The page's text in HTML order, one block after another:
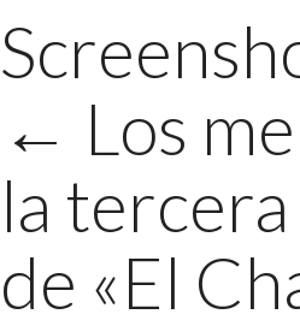
← Los
la
de «El